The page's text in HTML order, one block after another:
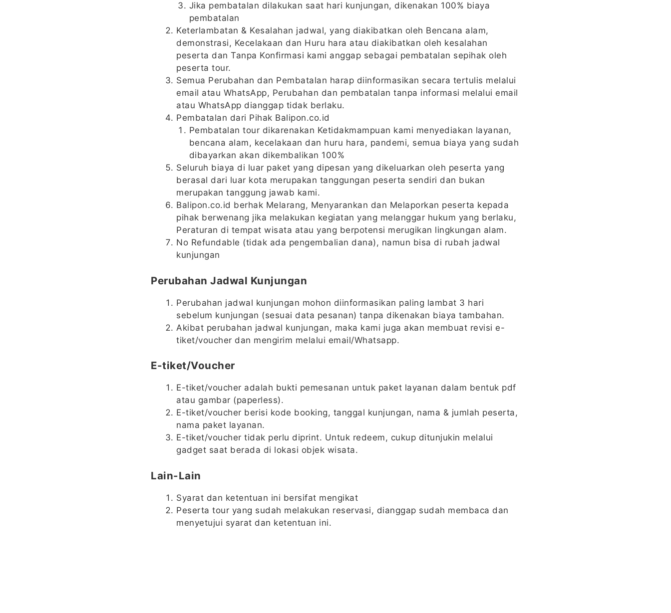
Jika pembatalan dilakukan saat hari kunjungan, dikenakan 100% biaya
pembatalan
Keterlambatan & Kesalahan jadwal, yang diakibatkan oleh Bencana alam,
demonstrasi, Kecelakaan dan Huru hara atau diakibatkan oleh kesalahan
peserta dan Tanpa Konfirmasi kami anggap sebagai pembatalan sepihak oleh
peserta tour.
Semua Perubahan dan Pembatalan harap diinformasikan secara tertulis melalui
email atau WhatsApp, Perubahan dan pembatalan tanpa informasi melalui email
atau WhatsApp dianggap tidak berlaku.
Pembatalan dari Pihak Balipon.co.id
Pembatalan tour dikarenakan Ketidakmampuan kami menyediakan layanan,
bencana alam, kecelakaan dan huru hara, pandemi, semua biaya yang sudah
dibayarkan akan dikembalikan 100%
Seluruh biaya di luar paket yang dipesan yang dikeluarkan oleh peserta yang
berasal dari luar kota merupakan tanggungan peserta sendiri dan bukan
merupakan tanggung jawab kami.
Balipon.co.id berhak Melarang, Menyarankan dan Melaporkan peserta kepada
pihak berwenang jika melakukan kegiatan yang melanggar hukum yang berlaku,
Peraturan di tempat wisata atau yang berpotensi merugikan lingkungan alam.
No Refundable (tidak ada pengembalian dana), namun bisa di rubah jadwal
kunjungan
Perubahan Jadwal Kunjungan
Perubahan jadwal kunjungan mohon diinformasikan paling lambat 3 hari
sebelum kunjungan (sesuai data pesanan) tanpa dikenakan biaya tambahan.
Akibat perubahan jadwal kunjungan, maka kami juga akan membuat revisi e-
tiket/voucher dan mengirim melalui email/Whatsapp.
E-tiket/Voucher
E-tiket/voucher adalah bukti pemesanan untuk paket layanan dalam bentuk pdf
atau gambar (paperless).
E-tiket/voucher berisi kode booking, tanggal kunjungan, nama & jumlah peserta,
nama paket layanan.
E-tiket/voucher tidak perlu diprint. Untuk redeem, cukup ditunjukin melalui
gadget saat berada di lokasi objek wisata.
Lain-Lain
Syarat dan ketentuan ini bersifat mengikat
Peserta tour yang sudah melakukan reservasi, dianggap sudah membaca dan
menyetujui syarat dan ketentuan ini.